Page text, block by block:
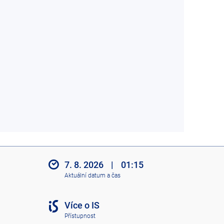
7. 8. 2026 | 01:15
Aktuální datum a čas
Více o IS
Přístupnost